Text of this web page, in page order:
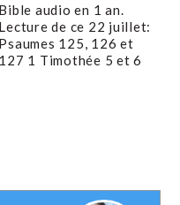
Bible audio en 1 an.
Lecture de ce 22 juillet:
Psaumes 125, 126 et
127 1 Timothée 5 et 6